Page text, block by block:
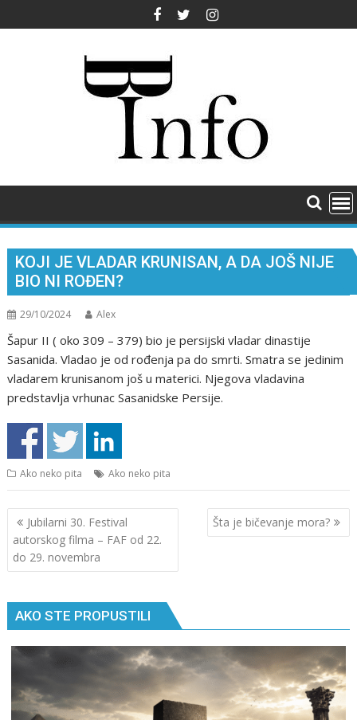
to
KOJI JE VLADAR KRUNISAN, A DA JOŠ NIJE
BIO NI ROĐEN?
29/10/2024 Alex
Šapur II ( oko 309 – 379) bio je persijski vladar dinastije
Sasanida. Vladao je od rođenja pa do smrti. Smatra se jedinim
vladarem krunisanom još u materici. Njegova vladavina
predstavlja vrhunac Sasanidske Persije.
Ako neko pita Ako neko pita
Кретање
чланка
Jubilarni 30. Festival
autorskog filma – FAF od 22.
do 29. novembra
Šta je bičevanje mora?
AKO STE PROPUSTILI